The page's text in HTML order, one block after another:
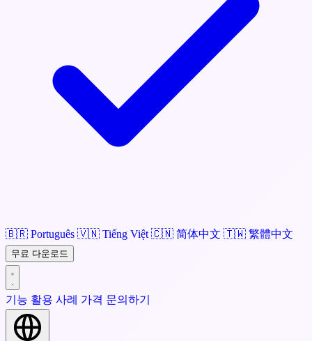
🇧🇷 Português 🇻🇳 Tiếng Việt 🇨🇳 简体中文 🇹🇼 繁體中文
무료 다운로드
기능 활용 사례 가격 문의하기